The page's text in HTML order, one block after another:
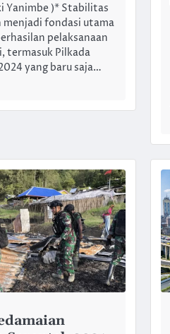
Yanimbe )* Stabilitas
menjadi fondasi utama
pelaksanaan
termasuk Pilkada
yang baru saja…